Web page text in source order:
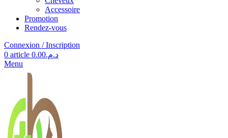
Accessoire
Promotion
Rendez-vous
Connexion / Inscription
0 article د.م.0.00
Menu